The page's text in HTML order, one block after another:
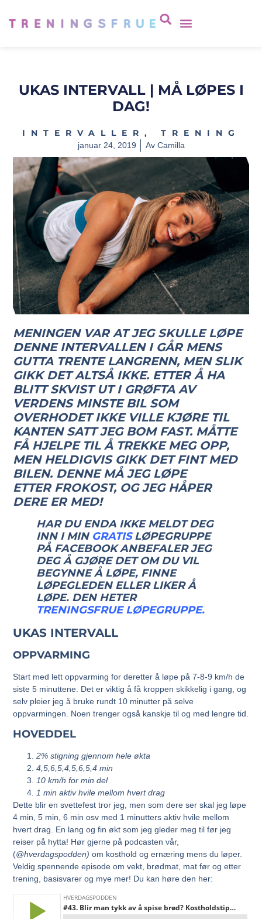
UKAS INTERVALL | MÅ LØPES I
DAG!
INTERVALLER , TRENING
januar 24, 2019 AvCamilla
MENINGEN VAR AT JEG SKULLE LØPE
DENNE INTERVALLEN I GÅR MENS
GUTTA TRENTE LANGRENN, MEN SLIK
GIKK DET ALTSÅ IKKE. ETTER Å HA
BLITT SKVIST UT I GRØFTA AV
VERDENS MINSTE BIL SOM
OVERHODET IKKE VILLE KJØRE TIL
KANTEN SATT JEG BOM FAST. MÅTTE
FÅ HJELPE TIL Å TREKKE MEG OPP,
MEN HELDIGVIS GIKK DET FINT MED
BILEN. DENNE MÅ JEG LØPE
ETTER FROKOST, OG JEG HÅPER
DERE ER MED!
HAR DU ENDA IKKE MELDT DEG
INN I MIN GRATISLØPEGRUPPE
PÅ FACEBOOK ANBEFALER JEG
DEG Å GJØRE DET OM DU VIL
BEGYNNE Å LØPE, FINNE
LØPEGLEDEN ELLER LIKER Å
LØPE. DEN HETER
TRENINGSFRUE LØPEGRUPPE.
UKAS INTERVALL
OPPVARMING
Start med lett oppvarming for deretter å løpe på 7-8-9 km/h de
siste 5 minuttene. Det er viktig å få kroppen skikkelig i gang, og
selv pleier jeg å bruke rundt 10 minutter på selve
oppvarmingen. Noen trenger også kanskje til og med lengre tid.
HOVEDDEL
2% stigning gjennom hele økta
4,5,6,5,4,5,6,5,4 min
10 km/h for min del
1 min aktiv hvile mellom hvert drag
Dette blir en svettefest tror jeg, men som dere ser skal jeg løpe
4 min, 5 min, 6 min osv med 1 minutters aktiv hvile mellom
hvert drag. En lang og fin økt som jeg gleder meg til før jeg
reiser på hytta! Hør gjerne på podcasten vår,
(@hverdagspodden) om kosthold ogernæring mens du løper.
Veldig spennende episode om vekt, brødmat, mat før og etter
trening, basisvarer og mye mer! Du kan høre den her: